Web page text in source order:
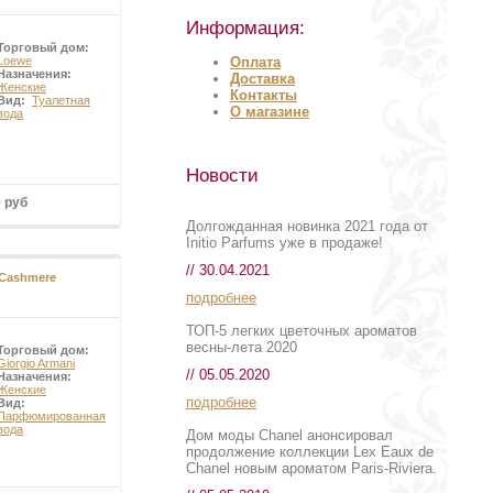
дом:
Туалетная
руб
дом:
Armani
Информация:
Оплата
Доставка
Контакты
О магазине
Новости
Долгожданная новинка 2021 года от
Initio Parfums уже в продаже!
// 30.04.2021
подробнее
ТОП-5 легких цветочных ароматов
весны-лета 2020
// 05.05.2020
подробнее
Дом моды Chanel анонсировал
продолжение коллекции Lex Eaux de
Chanel новым ароматом Paris-Riviera.